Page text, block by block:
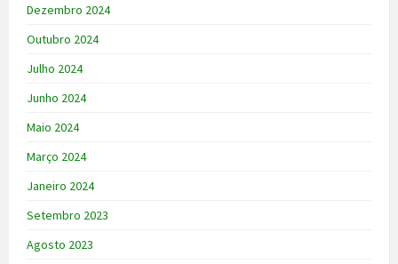
Dezembro 2024
Outubro 2024
Julho 2024
Junho 2024
Maio 2024
Março 2024
Janeiro 2024
Setembro 2023
Agosto 2023